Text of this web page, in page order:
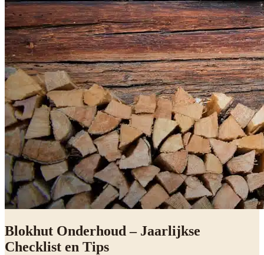
Blokhut Onderhoud – Jaarlijkse
Checklist en Tips